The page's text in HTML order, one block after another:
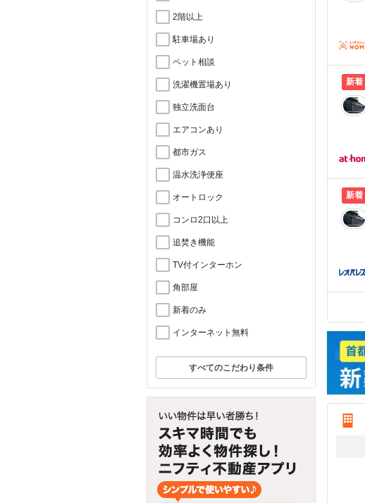
2階以上
駐車場あり
ペット相談
洗濯機置場あり
独立洗面台
エアコンあり
都市ガス
温水洗浄便座
オートロック
コンロ2口以上
追焚き機能
TV付インターホン
角部屋
新着のみ
インターネット無料
すべてのこだわり条件
新着
新着